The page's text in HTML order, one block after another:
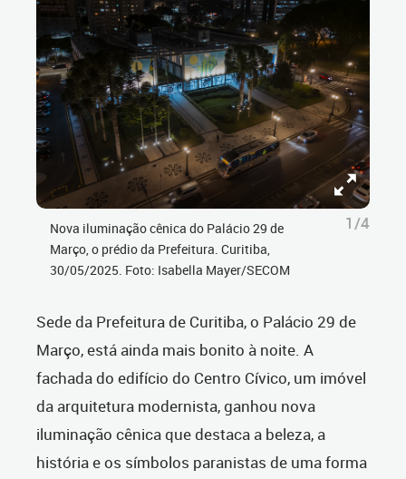
Nova iluminação cênica do Palácio 29 de
Março, o prédio da Prefeitura. Curitiba,
30/05/2025. Foto: Isabella Mayer/SECOM
1/4
Sede da Prefeitura de Curitiba, o Palácio 29 de
Março, está ainda mais bonito à noite. A
fachada do edifício do Centro Cívico, um imóvel
da arquitetura modernista, ganhou nova
iluminação cênica que destaca a beleza, a
história e os símbolos paranistas de uma forma